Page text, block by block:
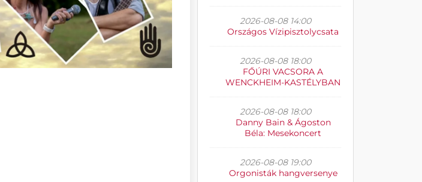
2026-08-08 14:00
Országos Vízipisztolycsata
2026-08-08 18:00
FŐÚRI VACSORA A
WENCKHEIM-KASTÉLYBAN
2026-08-08 18:00
Danny Bain & Ágoston
Béla: Mesekoncert
2026-08-08 19:00
Orgonisták hangversenye